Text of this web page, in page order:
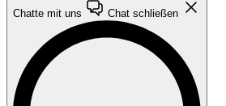
Chatte mit uns Chat schließen